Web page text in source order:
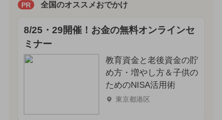
PR 全国のオススメおでかけ
8/25・29開催！お金の無料オンラインセ
ミナー
教育資金と老後資金の貯
め方・増やし方＆子供の
ためのNISA活用術
東京都港区